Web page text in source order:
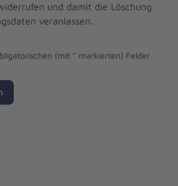
und damit die Löschung
veranlassen.
(mit * markierten) Felder